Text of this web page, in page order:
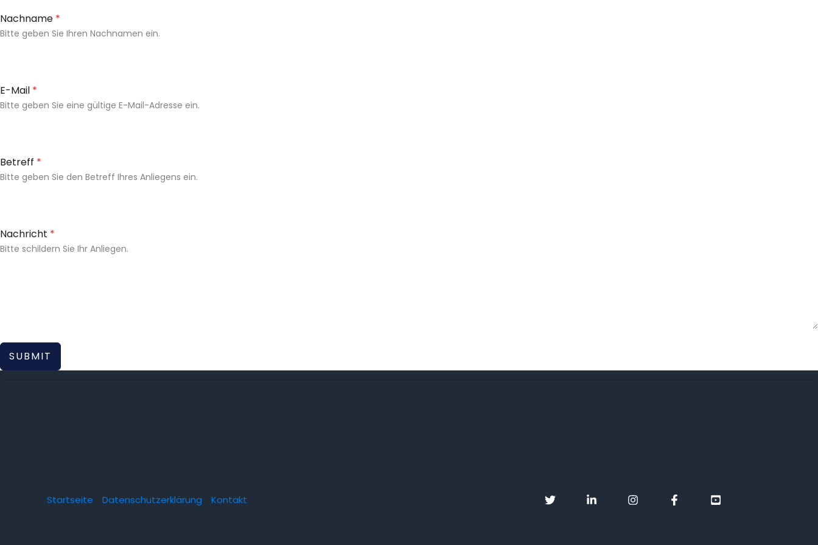
Nachname *
Bitte geben Sie Ihren Nachnamen ein.
E-Mail *
Bitte geben Sie eine gültige E-Mail-Adresse ein.
Betreff *
Bitte geben Sie den Betreff Ihres Anliegens ein.
Nachricht *
Bitte schildern Sie Ihr Anliegen.
SUBMIT
Startseite Datenschutzerklärung Kontakt